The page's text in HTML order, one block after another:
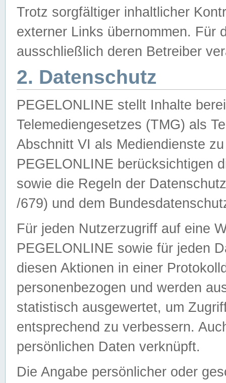
Trotz sorgfältiger inhaltlicher
externer Links übernommen. Für
ausschließlich deren Betreiber
2. Datenschutz
PEGELONLINE stellt Inhalte
Telemediengesetzes (TMG) als
Abschnitt VI als Mediendienste
PEGELONLINE berücksichtigen
sowie die Regeln der
/679) und dem
Für jeden Nutzerzugriff auf eine
PEGELONLINE sowie für jeden
diesen Aktionen in einer
personenbezogen und werden
statistisch ausgewertet, um
entsprechend zu verbessern.
persönlichen Daten verknüpft.
Die Angabe persönlicher oder